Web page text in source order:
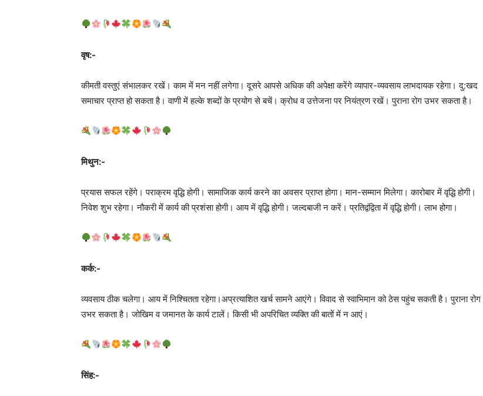
वृष:-
कीमती वस्तुएं संभालकर रखें। काम में मन नहीं लगेगा। दूसरे आपसे अधिक की अपेक्षा करेंगे व्यापार-व्यवसाय लाभदायक रहेगा। दु:खद
समाचार प्राप्त हो सकता है। वाणी में हल्के शब्दों के प्रयोग से बचें। क्रोध व उत्तेजना पर नियंत्रण रखें। पुराना रोग उभर सकता है।
मिथुन:-
प्रयास सफल रहेंगे। पराक्रम वृद्धि होगी। सामाजिक कार्य करने का अवसर प्राप्त होगा। मान-सम्मान मिलेगा। कारोबार में वृद्धि होगी।
निवेश शुभ रहेगा। नौकरी में कार्य की प्रशंसा होगी। आय में वृद्धि होगी। जल्दबाजी न करें। प्रतिद्वंद्विता में वृद्धि होगी। लाभ होगा।
कर्क:-
व्यवसाय ठीक चलेगा। आय में निश्चितता रहेगा।अप्रत्याशित खर्च सामने आएंगे। विवाद से स्वाभिमान को ठेस पहुंच सकती है। पुराना रोग
उभर सकता है। जोखिम व जमानत के कार्य टालें। किसी भी अपरिचित व्यक्ति की बातों में न आएं।
सिंह:-